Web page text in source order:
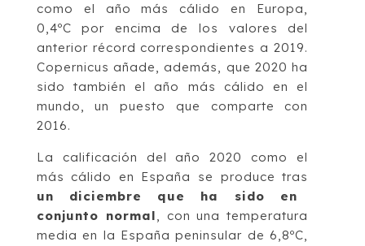
como el año más cálido en Europa,
0,4ºC por encima de los valores del
anterior récord correspondientes a 2019.
Copernicus añade, además, que 2020 ha
sido también el año más cálido en el
mundo, un puesto que comparte con
2016.
La calificación del año 2020 como el
más cálido en España se produce tras
un diciembre que ha sido en
conjunto normal, con una temperatura
media en la España peninsular de 6,8ºC,